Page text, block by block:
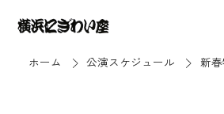
ホーム 公演スケジュール 新